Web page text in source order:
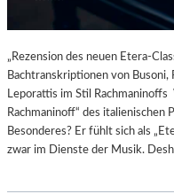
„Rezension des neuen Etera-
Bachtranskriptionen von
Leporattis im Stil
Rachmaninoff“ des italienischen
Besonderes? Er fühlt sich als
zwar im Dienste der Musik.